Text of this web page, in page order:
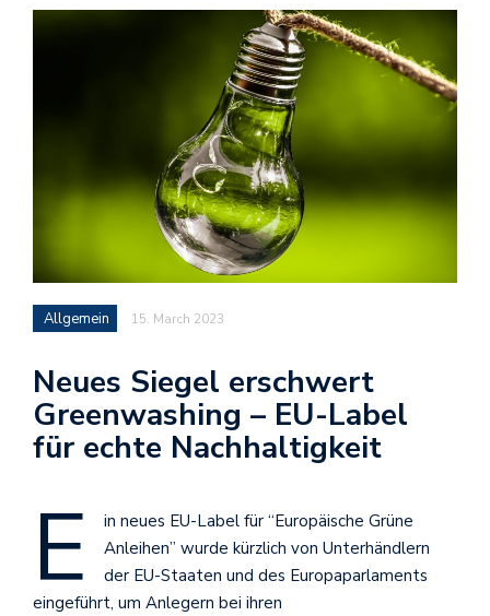
Allgemein 15. March 2023
Neues Siegel erschwert
Greenwashing – EU-Label
für echte Nachhaltigkeit
E
in neues EU-Label für “Europäische Grüne
Anleihen” wurde kürzlich von Unterhändlern
der EU-Staaten und des Europaparlaments
eingeführt, um Anlegern bei ihren